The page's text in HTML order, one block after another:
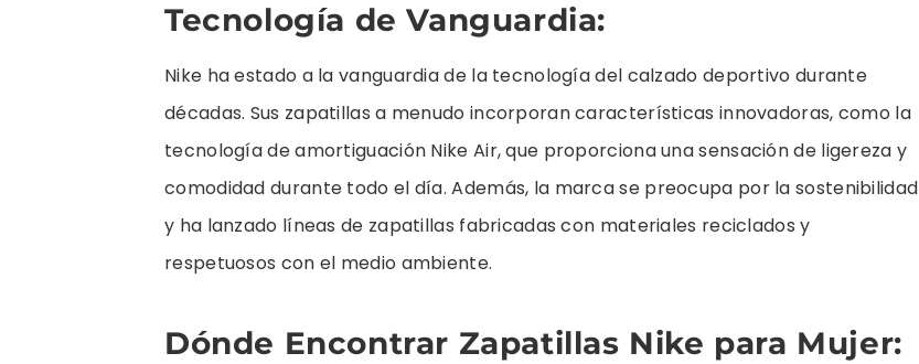
Tecnología de Vanguardia:
Nike ha estado a la vanguardia de la tecnología del calzado deportivo durante
décadas. Sus zapatillas a menudo incorporan características innovadoras, como la
tecnología de amortiguación Nike Air, que proporciona una sensación de ligereza y
comodidad durante todo el día. Además, la marca se preocupa por la sostenibilidad
y ha lanzado líneas de zapatillas fabricadas con materiales reciclados y
respetuosos con el medio ambiente.
Dónde Encontrar Zapatillas Nike para Mujer: